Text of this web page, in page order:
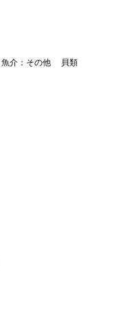
魚介：その他 貝類